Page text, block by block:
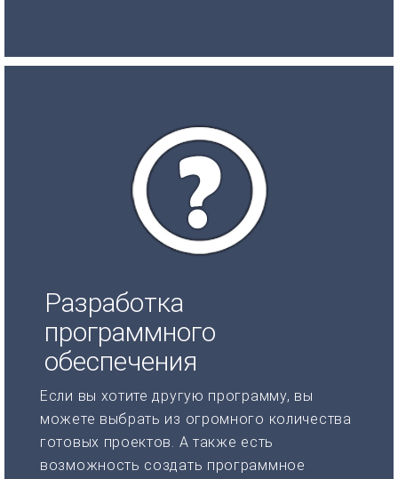
Разработка
программного
обеспечения
Если вы хотите другую программу, вы
можете выбрать из огромного количества
готовых проектов. А также есть
возможность создать программное